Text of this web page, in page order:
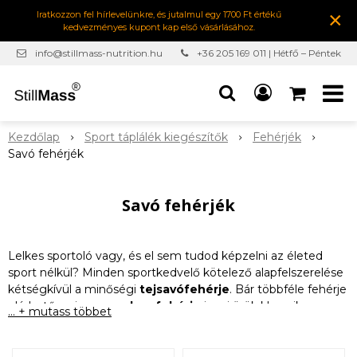
Iratkozzon fel hírlevelünkre, és jutalmul egy 1700 Ft értékű
kedvezményes kupont kap első vásárlásához.
×
info@stillmass-nutrition.hu
+36 205 169 011 | Hétfő – Péntek
Kezdőlap Sport táplálék kiegészítők
Fehérjék
Savó fehérjék
Savó fehérjék
Lelkes sportoló vagy, és el sem tudod képzelni az életed
sport nélkül? Minden sportkedvelő kötelező alapfelszerelése
kétségkívül a minőségi tejsavófehérje. Bár többféle fehérje
elérhető a piacon, a
whey fehérje
igazi örök klasszikus,
... + mutass többet